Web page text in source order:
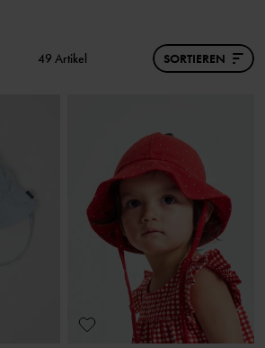
49 Artikel SORTIEREN